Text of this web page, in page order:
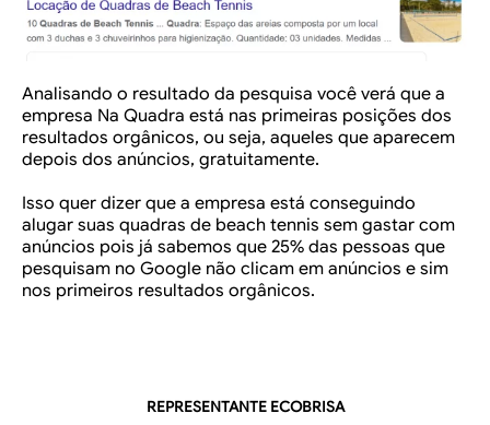
Analisando o resultado da pesquisa você verá que a
empresa Na Quadra está nas primeiras posições dos
resultados orgânicos, ou seja, aqueles que aparecem
depois dos anúncios, gratuitamente.
Isso quer dizer que a empresa está conseguindo
alugar suas quadras de beach tennis sem gastar com
anúncios pois já sabemos que 25% das pessoas que
pesquisam no Google não clicam em anúncios e sim
nos primeiros resultados orgânicos.
REPRESENTANTE ECOBRISA